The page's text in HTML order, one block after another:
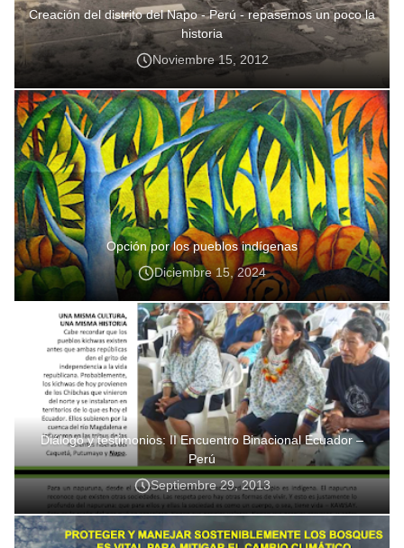
Creación del distrito del Napo - Perú - repasemos un poco la
historia
Noviembre 15, 2012
Opción por los pueblos indígenas
Diciembre 15, 2024
Diálogo y testimonios: II Encuentro Binacional Ecuador –
Perú
Septiembre 29, 2013